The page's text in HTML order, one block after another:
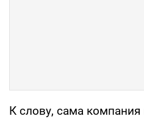
К слову, сама